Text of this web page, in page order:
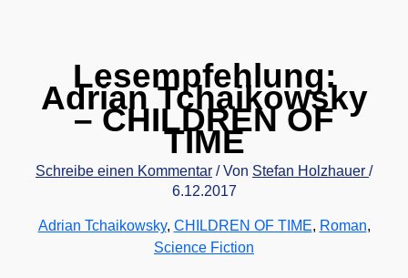
Lesempfehlung:
Adrian Tchaikowsky
– CHILDREN OF
TIME
Schreibe einen Kommentar / Von Stefan Holzhauer /
6.12.2017
Adrian Tchaikowsky, CHILDREN OF TIME, Roman,
Science Fiction